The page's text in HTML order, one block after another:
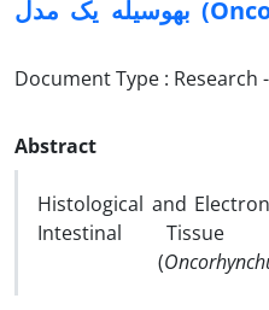
کمان(Oncorhynchusmykiss) به‏وسیله یک مدل
Document Type : Research
Abstract
Histological and
Intestinal
(